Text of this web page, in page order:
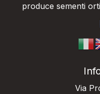
produce sementi
Via